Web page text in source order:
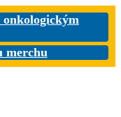
merchu